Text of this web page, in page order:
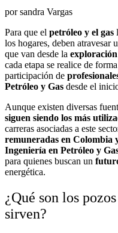
por sandra Vargas
Para que el petróleo y el gas
los hogares, deben atravesar
que van desde la exploración
cada etapa se realice de
participación de
Petróleo y Gas desde el
Aunque existen diversas
siguen siendo los más
carreras asociadas a este
remuneradas en Colombia
Ingeniería en Petróleo y
para quienes buscan un
energética.
¿Qué son los
sirven?